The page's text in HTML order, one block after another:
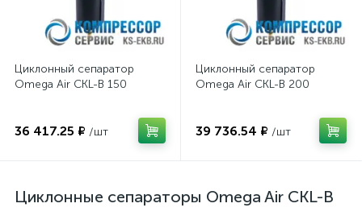
Циклонный сепаратор
Omega Air CKL-B 150
36 417.25 ₽ /шт
Циклонный сепаратор
Omega Air CKL-B 200
39 736.54 ₽ /шт
Циклонные сепараторы Omega Air CKL-B